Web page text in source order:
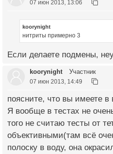
07 июн 2013, 13:06
koorynight
нитриты примерно 3
Если делаете подмены,
koorynight Участник
07 июн 2013, 14:49
поясните, что вы имеете в
Я вообще в тестах не
того не считаю тесты от
объективными(там всё
полоску в воду, она